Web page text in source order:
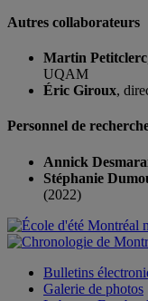
Autres collaborateurs
Martin Petitclerc
UQAM
Éric Giroux,
Personnel de
Annick
Stéphanie
(2022)
Bulletins
Galerie de photos